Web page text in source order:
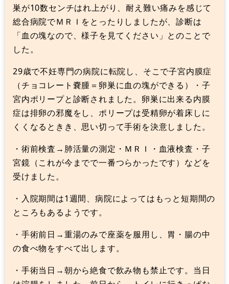
巣が10数センチはれ上がり、耐え難い痛みを感じて
総合病院でＭＲＩをとったりしましたが、診断は
「血の塊なので、様子を見てください」とのことで
した。
29歳で不妊専門の病院に転院し、そこで子宮内膜症
（チョコレート嚢腫＝卵巣に血の塊ができる）・子
宮内ポリープと診断されました。卵巣に出来る内膜
症は排卵の邪魔をし、ポリープは受精卵が着床しに
くくなるときき、思い切って手術を決意しました。
・術前検査→肺活量の測定・ＭＲＩ・血液検査・子
宮鏡（これが今までで一番つらかったです）などを
受けました。
・入院期間は1週間、病院によってはもっと短期間の
ところもあるようです。
・手術前日→重湯のみで座薬を服用し、胃・腸の中
の食べ物をすべて出します。
・手術当日→朝から絶食で飲み物も禁止です。当日